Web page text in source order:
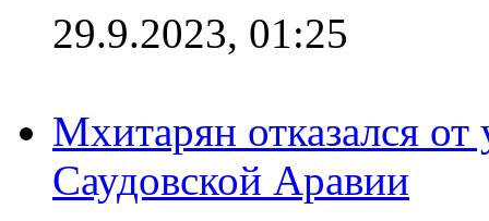
29.9.2023, 01:25
Мхитарян отказался от
Саудовской Аравии